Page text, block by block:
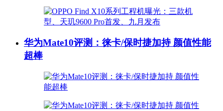
华为Mate10评测：徕卡/保时捷加持 颜值性能
超棒